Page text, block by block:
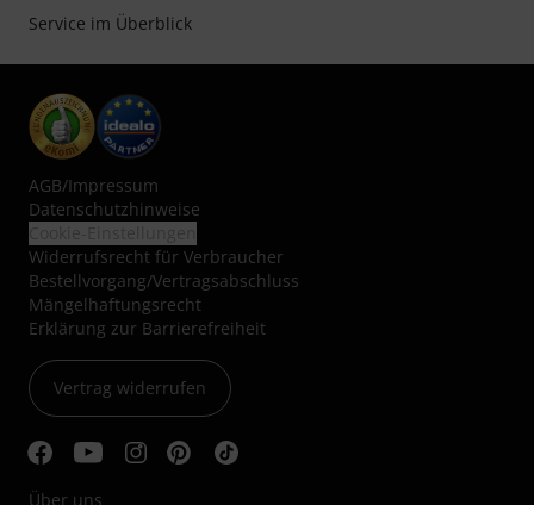
Service im Überblick
AGB/Impressum
Datenschutzhinweise
Widerrufsrecht für Verbraucher
Bestellvorgang/Vertragsabschluss
Mängelhaftungsrecht
Erklärung zur Barrierefreiheit
Vertrag widerrufen
Über uns